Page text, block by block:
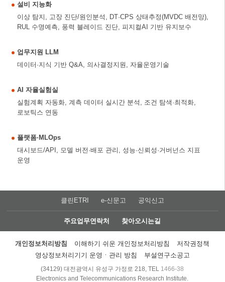
설비 지능화
이상 탐지, 고장 진단/원인분석, DT·CPS 상태추정(MVDC 배전망),
RUL 수명예측, 풍력 블레이드 진단, 피지컬AI 기반 유지보수
업무지원 LLM
데이터·지식 기반 Q&A, 의사결정지원, 자율운영기술
AI 자율실험실
실험계획 자동화, 계측 데이터 실시간 분석, 조건 탐색·최적화,
로보틱스 연동
플랫폼·MLOps
대시보드/API, 모델 버전·배포 관리, 성능·신뢰성·거버넌스 지표
운영
클린ETRI e-신문고 공익신고
주요업무연락처 찾아오시는길
개인정보처리방침 이해하기 쉬운 개인정보처리방침
저작권정책
영상정보처리기기 운영ㆍ관리 방침
부설연구소공고
(34129) 대전광역시 유성구 가정로 218, TEL 1466-38
Electronics and Telecommunications Research Institute.